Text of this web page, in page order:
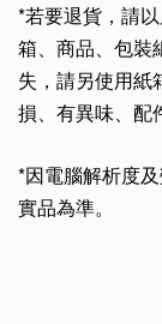
*若要退貨，請
箱、商品、包裝
失，請另使用紙
損、有異味、配
*因電腦解析度
實品為準。